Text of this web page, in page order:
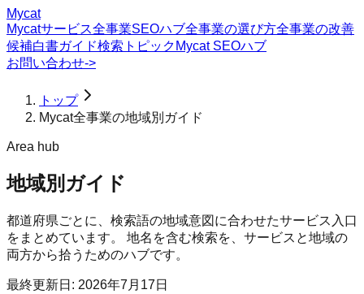
Mycat
Mycatサービス全事業SEOハブ全事業の選び方全事業の改善
候補白書ガイド検索トピック Mycat SEOハブ
お問い合わせ->
トップ
Mycat全事業の地域別ガイド
Area hub
地域別ガイド
都道府県ごとに、検索語の地域意図に合わせたサービス入口
をまとめています。 地名を含む検索を、サービスと地域の
両方から拾うためのハブです。
最終更新日: 2026年7月17日